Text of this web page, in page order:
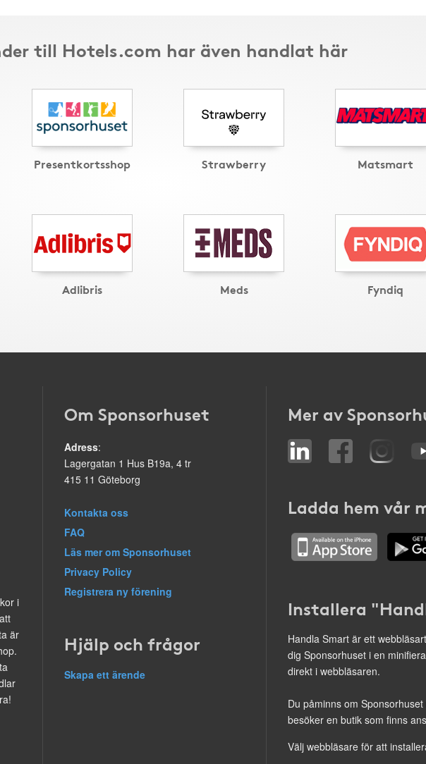
till Hotels.com har även handlat här
Presentkortsshop Strawberry Matsmart
Adlibris Meds Fyndiq
i
är
Om Sponsorhuset
Adress:
Lagergatan 1 Hus B19a, 4 tr
415 11 Göteborg
Kontakta oss
FAQ
Läs mer om Sponsorhuset
Privacy Policy
Registrera ny förening
Hjälp och frågor
Skapa ett ärende
Mer av
Ladda hem vår
Installera
Handla Smart är ett
dig Sponsorhuset i en
direkt i webbläsaren.
Du påminns om Sponsorhuset
besöker en butik som finns
Välj webbläsare för att